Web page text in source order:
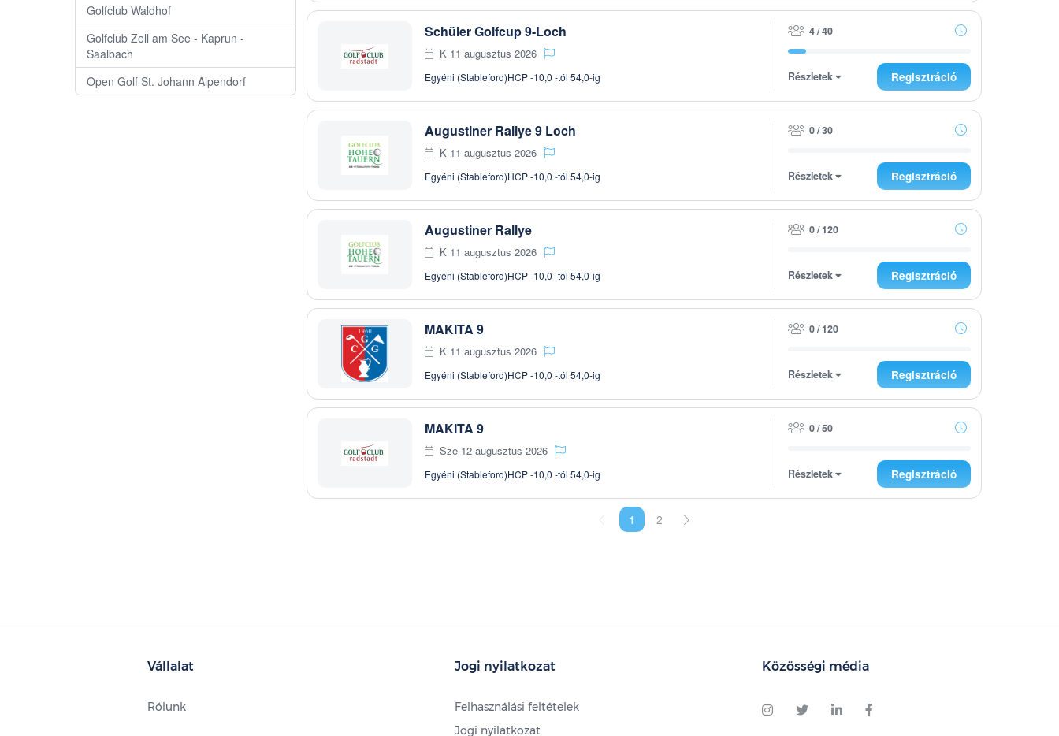
Golfclub Waldhof
Golfclub Zell am See - Kaprun -
Saalbach
Open Golf St. Johann Alpendorf
Schüler Golfcup 9-Loch
K 11 augusztus 2026
Egyéni (Stableford)HCP -10,0 -tól 54,0-ig
4 / 40
Részletek Regisztráció
Augustiner Rallye 9 Loch
K 11 augusztus 2026
Egyéni (Stableford)HCP -10,0 -tól 54,0-ig
0 / 30
Részletek Regisztráció
Augustiner Rallye
K 11 augusztus 2026
Egyéni (Stableford)HCP -10,0 -tól 54,0-ig
0 / 120
Részletek Regisztráció
MAKITA 9
K 11 augusztus 2026
Egyéni (Stableford)HCP -10,0 -tól 54,0-ig
0 / 120
Részletek Regisztráció
MAKITA 9
Sze 12 augusztus 2026
Egyéni (Stableford)HCP -10,0 -tól 54,0-ig
0 / 50
Részletek Regisztráció
1 2
Vállalat
Rólunk
Jogi nyilatkozat
Felhasználási feltételek
Jogi nyilatkozat
Közösségi média